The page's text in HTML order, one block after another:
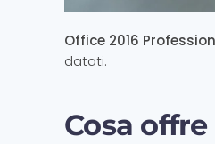
Office 2016
datati.
Cosa